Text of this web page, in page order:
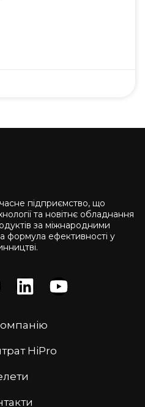
підприємство, що
та новітнє обладнання
за міжнародними
формула ефективності у
HiPro